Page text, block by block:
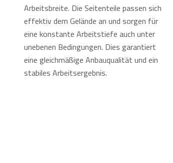
Arbeitsbreite. Die Seitenteile passen sich
effektiv dem Gelände an und sorgen für
eine konstante Arbeitstiefe auch unter
unebenen Bedingungen. Dies garantiert
eine gleichmäßige Anbauqualität und ein
stabiles Arbeitsergebnis.